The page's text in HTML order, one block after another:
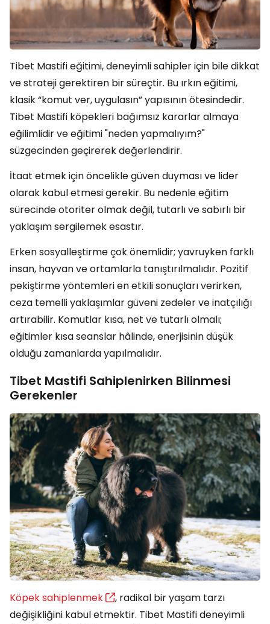
Tibet Mastifi eğitimi, deneyimli sahipler için bile dikkat
ve strateji gerektiren bir süreçtir. Bu ırkın eğitimi,
klasik “komut ver, uygulasın” yapısının ötesindedir.
Tibet Mastifi köpekleri bağımsız kararlar almaya
eğilimlidir ve eğitimi "neden yapmalıyım?"
süzgecinden geçirerek değerlendirir.
İtaat etmek için öncelikle güven duyması ve lider
olarak kabul etmesi gerekir. Bu nedenle eğitim
sürecinde otoriter olmak değil, tutarlı ve sabırlı bir
yaklaşım sergilemek esastır.
Erken sosyalleştirme çok önemlidir; yavruyken farklı
insan, hayvan ve ortamlarla tanıştırılmalıdır. Pozitif
pekiştirme yöntemleri en etkili sonuçları verirken,
ceza temelli yaklaşımlar güveni zedeler ve inatçılığı
artırabilir. Komutlar kısa, net ve tutarlı olmalı;
eğitimler kısa seanslar hâlinde, enerjisinin düşük
olduğu zamanlarda yapılmalıdır.
Tibet Mastifi Sahiplenirken Bilinmesi
Gerekenler
Köpek sahiplenmek
, radikal bir yaşam tarzı
değişikliğini kabul etmektir. Tibet Mastifi deneyimli